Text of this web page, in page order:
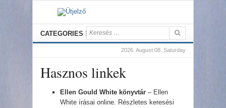
CATEGORIES
2026. August 08. Saturday
Hasznos linkek
Ellen Gould White könyvtár – Ellen
White írásai online. Részletes keresési